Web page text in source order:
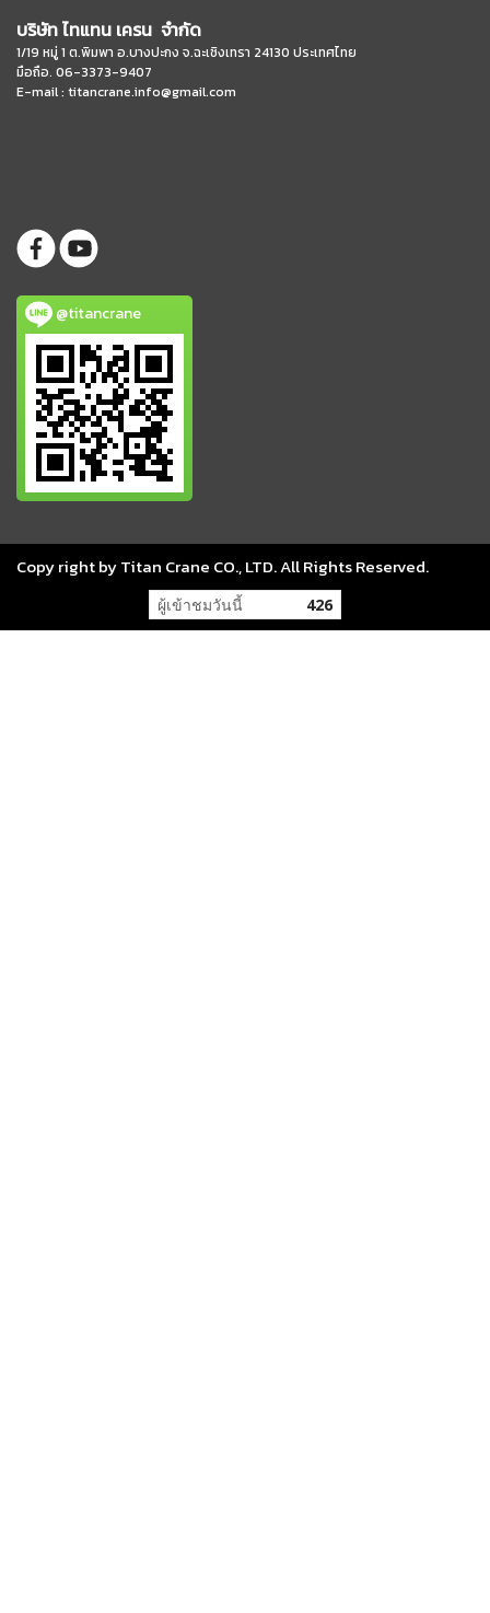
บริษัท ไทแทน เครน จำกัด
1/19 หมู่ 1 ต.พิมพา อ.บางปะกง จ.ฉะเชิงเทรา 24130 ประเทศไทย
มือถือ. 06-3373-9407
E-mail : titancrane.info@gmail.com
@titancrane
Copy right by Titan Crane CO., LTD. All Rights Reserved.
ผู้เข้าชมวันนี้ 426